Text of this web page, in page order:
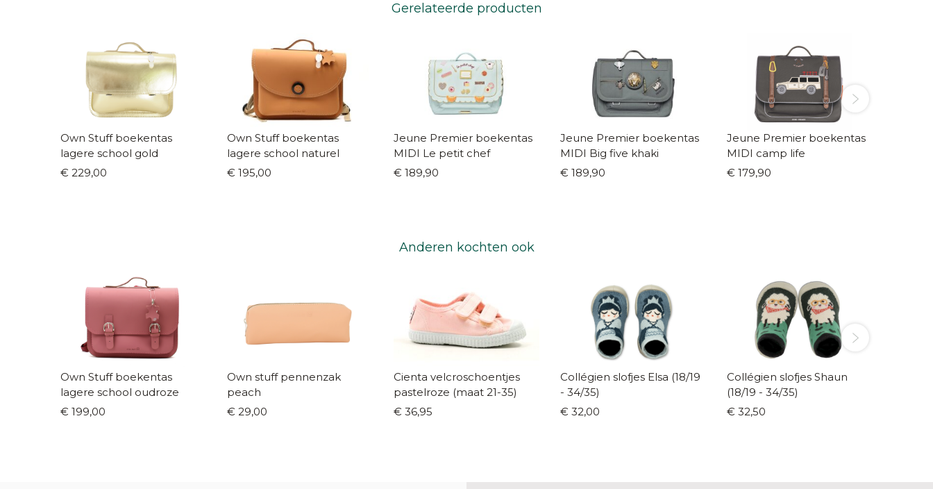
Gerelateerde producten
Own Stuff boekentas
lagere school gold
€ 229,00
Own Stuff boekentas
lagere school naturel
€ 195,00
Jeune Premier boekentas
MIDI Le petit chef
€ 189,90
Jeune Premier boekentas
MIDI Big five khaki
€ 189,90
Jeune Premier boekentas
MIDI camp life
€ 179,90
Anderen kochten ook
Own Stuff boekentas
lagere school oudroze
€ 199,00
Own stuff pennenzak
peach
€ 29,00
Cienta velcroschoentjes
pastelroze (maat 21-35)
€ 36,95
Collégien slofjes Elsa (18/19
- 34/35)
€ 32,00
Collégien slofjes Shaun
(18/19 - 34/35)
€ 32,50